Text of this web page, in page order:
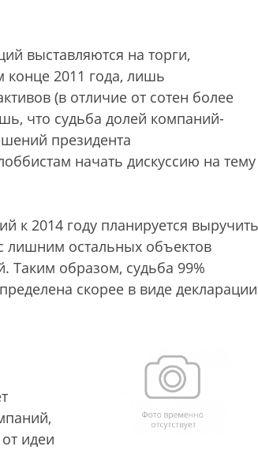
выставляются на торги,
2011 года, лишь
(в отличие от сотен более
что судьба долей компаний-
президента
начать дискуссию на тему
к 2014 году планируется выручить
лишним остальных объектов
Таким образом, судьба 99%
скорее в виде декларации
идеи